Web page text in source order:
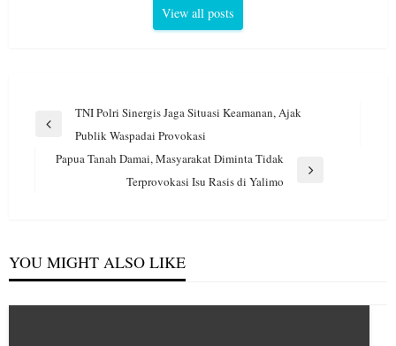
View all posts
Navigasi
Previous
TNI Polri Sinergis Jaga Situasi Keamanan, Ajak
Publik Waspadai Provokasi
Papua Tanah Damai, Masyarakat Diminta Tidak
Terprovokasi Isu Rasis di Yalimo
YOU MIGHT ALSO LIKE